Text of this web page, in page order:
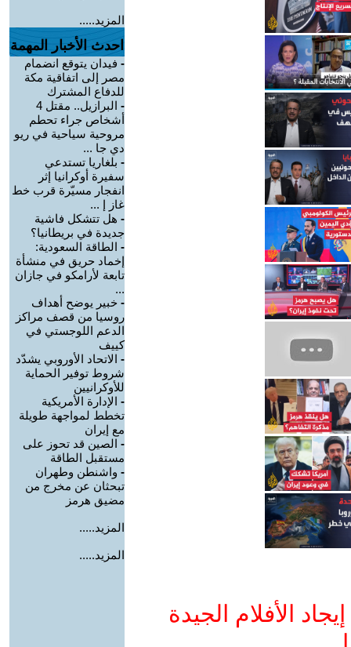
الأفلام الجيدة
المزيد.....
احدث الأخبار المهمة
- فيدان يتوقع انضمام
مصر إلى اتفاقية مكة
للدفاع المشترك
-
البرازيل.. مقتل 4
أشخاص جراء تحطم
مروحية سياحية في ريو
دي جا ...
- بلغاريا تستدعي
سفيرة أوكرانيا إثر
انفجار مسيّرة قرب خط
غاز إ ...
- هل تتشكل فاشية
جديدة في بريطانيا؟
- الطاقة السعودية:
إخماد حريق في منشأة
تابعة لأرامكو في جازان
...
- خبير يوضح أهداف
روسيا من قصف مراكز
الدعم اللوجستي في
كييف
- الاتحاد الأوروبي يشدّد
شروط توفير الحماية
للأوكرانيين
- الإدارة الأمريكية
تخطط لمواجهة طويلة
مع إيران
- الصين قد تحوز على
مستقبل الطاقة
- واشنطن وطهران
تبحثان عن مخرج من
مضيق هرمز
المزيد.....
المزيد.....